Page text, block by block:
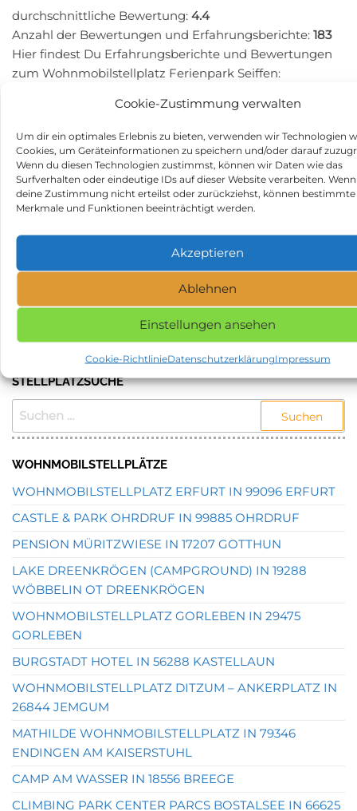
Cookie-Zustimmung verwalten
Um dir ein optimales Erlebnis zu bieten, verwenden wir Technologien
Cookies, um Geräteinformationen zu speichern und/oder darauf
Wenn du diesen Technologien zustimmst, können wir Daten wie das
Surfverhalten oder eindeutige IDs auf dieser Website verarbeiten.
deine Zustimmung nicht erteilst oder zurückziehst, können bestimmte
Merkmale und Funktionen beeinträchtigt werden.
Akzeptieren
Ablehnen
Einstellungen ansehen
Cookie-RichtlinieDatenschutzerklärungImpressum
durchschnittliche Bewertung: 4.4
Anzahl der Bewertungen und Erfahrungsberichte: 183
Hier findest Du Erfahrungsberichte und Bewertungen
zum Wohnmobilstellplatz Ferienpark Seiffen:
placeid=ChIJ0RQfhWj3CUcRJKNrIdl9aIA
Beitragsnavigation
Vorheriger
Beitrag
ZURÜCK
Ferienanlage Erzeberg in
34308 Bad Emstal
WEITER
Wohnmobilstellplatz
Wolfegg in 88364 Wolfegg
Stellplatz in 09548 Kurort Seiffen/Erzgeb.
NAME, STADT ODER POSTLEITZAHL DES
GEWÜNSCHTEN STELLPLATZES EINGEBEN UND
SUCHEN.
STELLPLATZSUCHE
SUCHEN
WOHNMOBILSTELLPLÄTZE
WOHNMOBILSTELLPLATZ ERFURT IN 99096 ERFURT
CASTLE & PARK OHRDRUF IN 99885 OHRDRUF
PENSION MÜRITZWIESE IN 17207 GOTTHUN
LAKE DREENKRÖGEN (CAMPGROUND) IN 19288
WÖBBELIN OT DREENKRÖGEN
WOHNMOBILSTELLPLATZ GORLEBEN IN 29475
GORLEBEN
BURGSTADT HOTEL IN 56288 KASTELLAUN
WOHNMOBILSTELLPLATZ DITZUM – ANKERPLATZ IN
26844 JEMGUM
MATHILDE WOHNMOBILSTELLPLATZ IN 79346
ENDINGEN AM KAISERSTUHL
CAMP AM WASSER IN 18556 BREEGE
CLIMBING PARK CENTER PARCS BOSTALSEE IN 66625